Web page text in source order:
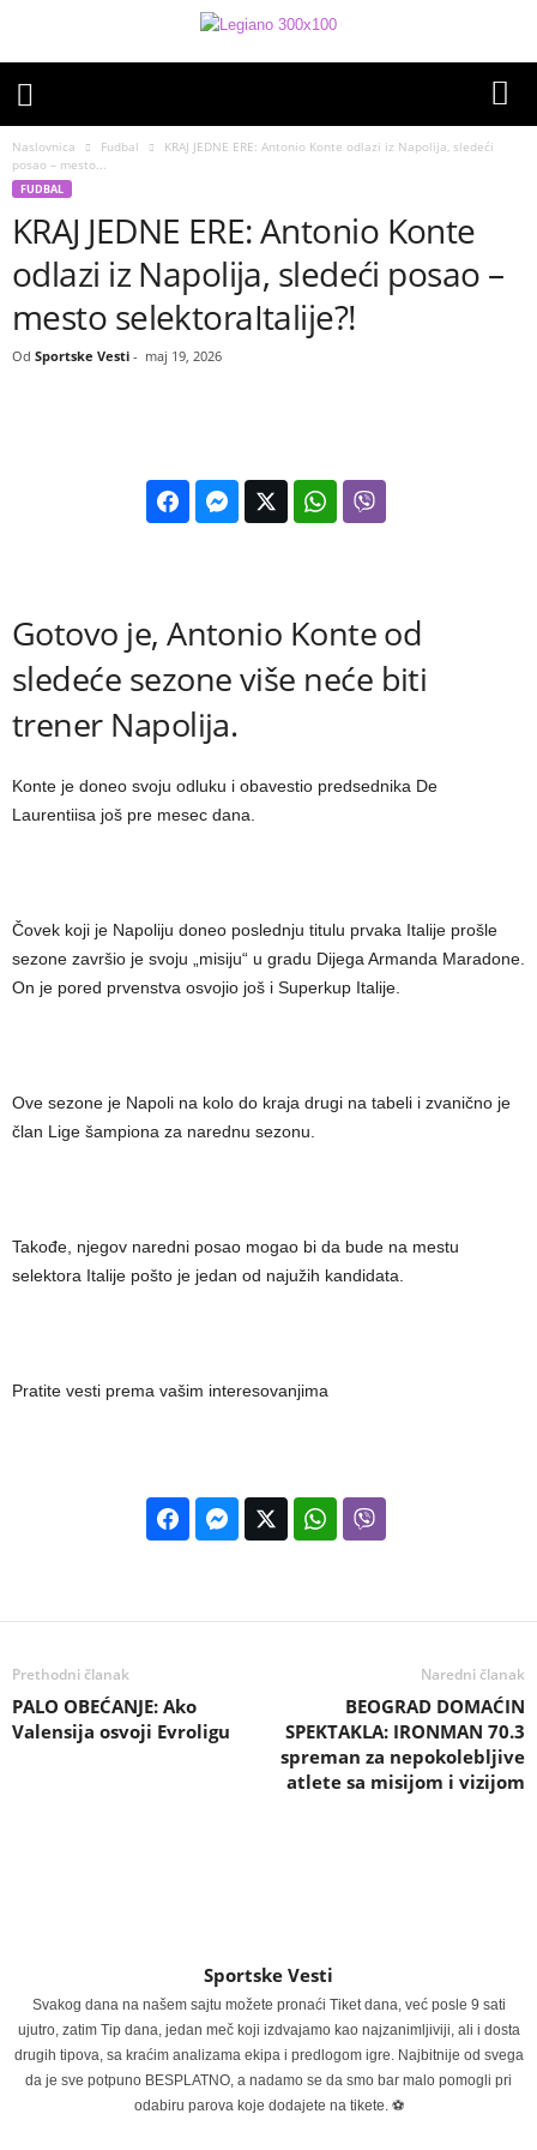
Naslovnica Fudbal
KRAJ JEDNE ERE: Antonio Konte odlazi iz Napolija, sledeći
posao – mesto...
FUDBAL
KRAJ JEDNE ERE: Antonio Konte
odlazi iz Napolija, sledeći posao –
mesto selektoraItalije?!
Od Sportske Vesti - maj 19, 2026
Gotovo je, Antonio Konte od
sledeće sezone više neće biti
trener Napolija.
Konte je doneo svoju odluku i obavestio predsednika De
Laurentiisa još pre mesec dana.
Čovek koji je Napoliju doneo poslednju titulu prvaka Italije prošle
sezone završio je svoju „misiju“ u gradu Dijega Armanda Maradone.
On je pored prvenstva osvojio još i Superkup Italije.
Ove sezone je Napoli na kolo do kraja drugi na tabeli i zvanično je
član Lige šampiona za narednu sezonu.
Takođe, njegov naredni posao mogao bi da bude na mestu
selektora Italije pošto je jedan od najužih kandidata.
Pratite vesti prema vašim interesovanjima
Prethodni članak
PALO OBEĆANJE: Ako
Valensija osvoji Evroligu
Naredni članak
BEOGRAD DOMAĆIN
SPEKTAKLA: IRONMAN 70.3
spreman za nepokolebljive
atlete sa misijom i vizijom
Sportske Vesti
Svakog dana na našem sajtu možete pronaći Tiket dana, već posle 9 sati
ujutro, zatim Tip dana, jedan meč koji izdvajamo kao najzanimljiviji, ali i dosta
drugih tipova, sa kraćim analizama ekipa i predlogom igre. Najbitnije od svega
da je sve potpuno BESPLATNO, a nadamo se da smo bar malo pomogli pri
odabiru parova koje dodajete na tikete. ⚽